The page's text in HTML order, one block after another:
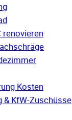
renovieren
Kosten
& KfW-Zuschüsse